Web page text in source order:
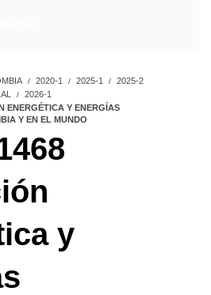
2020-1 2025-1
2025-2
2026-1
ENERGÉTICA Y ENERGÍAS
Y EN EL MUNDO
y